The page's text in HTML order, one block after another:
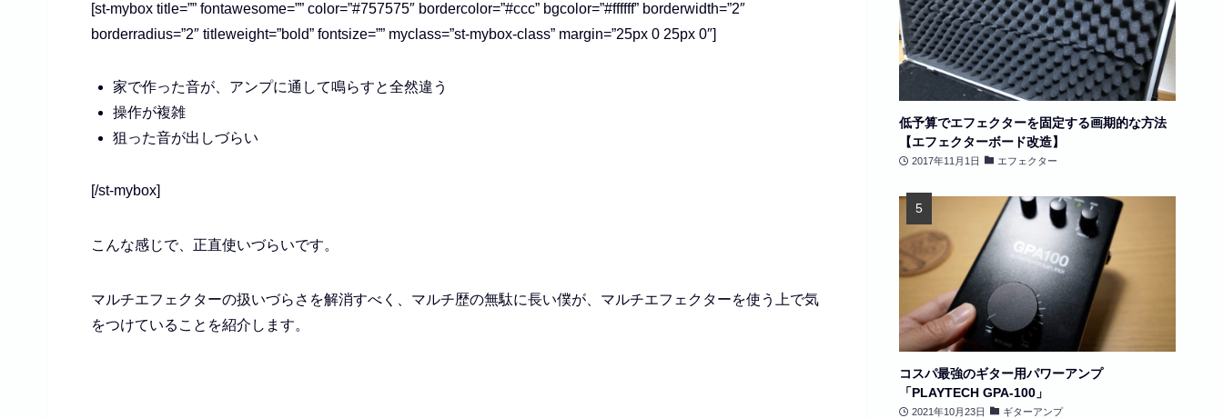
[st-mybox title=”” fontawesome=”” color=”#757575″ bordercolor=”#ccc” bgcolor=”#ffffff” borderwidth=”2″
borderradius=”2″ titleweight=”bold” fontsize=”” myclass=”st-mybox-class” margin=”25px 0 25px 0″]
家で作った音が、アンプに通して鳴らすと全然違う
操作が複雑
狙った音が出しづらい
[/st-mybox]
こんな感じで、正直使いづらいです。
マルチエフェクターの扱いづらさを解消すべく、マルチ歴の無駄に長い僕が、マルチエフェクターを使う上で気
をつけていることを紹介します。
低予算でエフェクターを固定する画期的な方法
【エフェクターボード改造】
2017年11月1日 エフェクター
コスパ最強のギター用パワーアンプ
「PLAYTECH GPA-100」
2021年10月23日 ギターアンプ